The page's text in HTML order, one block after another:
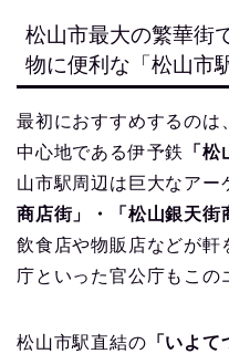
松山市最大の繁華街
物に便利な「松山市
最初におすすめするのは
中心地である伊予鉄
「
山市駅周辺は巨大なアー
商店街」・「松山銀天街
飲食店や物販店などが軒
庁といった官公庁もこの
松山市駅直結の 「いよて